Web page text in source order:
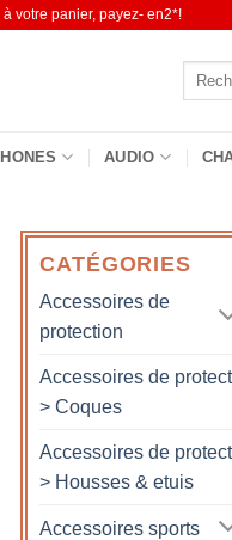
votre panier, payez- en2*!
AUDIO
CATÉGORIES
Accessoires de
protection
Accessoires de
> Coques
Accessoires de
> Housses & etuis
Accessoires sports